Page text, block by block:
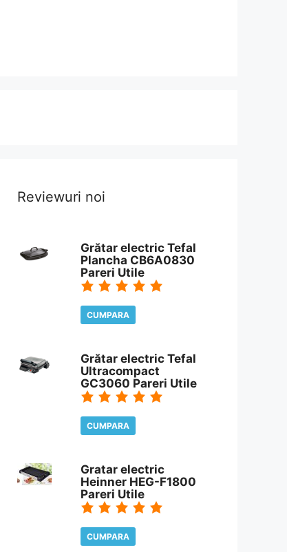
Reviewuri noi
Grătar electric Tefal
Plancha CB6A0830
Pareri Utile
CUMPARA
Grătar electric Tefal
Ultracompact
GC3060 Pareri Utile
CUMPARA
Gratar electric
Heinner HEG-F1800
Pareri Utile
CUMPARA